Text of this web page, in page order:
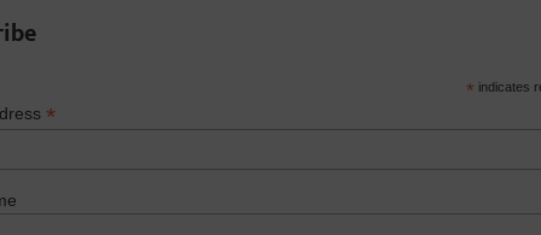
* indicates
*